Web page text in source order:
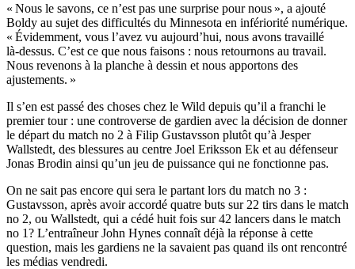
« Nous le savons, ce n’est pas une surprise pour nous », a ajouté
Boldy au sujet des difficultés du Minnesota en infériorité numérique.
« Évidemment, vous l’avez vu aujourd’hui, nous avons travaillé
là‑dessus. C’est ce que nous faisons : nous retournons au travail.
Nous revenons à la planche à dessin et nous apportons des
ajustements. »
Il s’en est passé des choses chez le Wild depuis qu’il a franchi le
premier tour : une controverse de gardien avec la décision de donner
le départ du match no 2 à Filip Gustavsson plutôt qu’à Jesper
Wallstedt, des blessures au centre Joel Eriksson Ek et au défenseur
Jonas Brodin ainsi qu’un jeu de puissance qui ne fonctionne pas.
On ne sait pas encore qui sera le partant lors du match no 3 :
Gustavsson, après avoir accordé quatre buts sur 22 tirs dans le match
no 2, ou Wallstedt, qui a cédé huit fois sur 42 lancers dans le match
no 1? L’entraîneur John Hynes connaît déjà la réponse à cette
question, mais les gardiens ne la savaient pas quand ils ont rencontré
les médias vendredi.